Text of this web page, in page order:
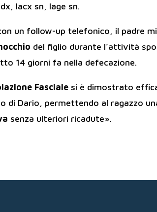
lacx sn, lage sn.
un follow-up telefonico, il padre
del figlio durante l’attività
14 giorni fa nella defecazione.
Fasciale si è dimostrato
di Dario, permettendo al ragazzo
senza ulteriori ricadute».